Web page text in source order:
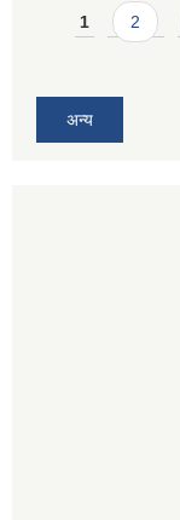
Pages
1 2
अन्य